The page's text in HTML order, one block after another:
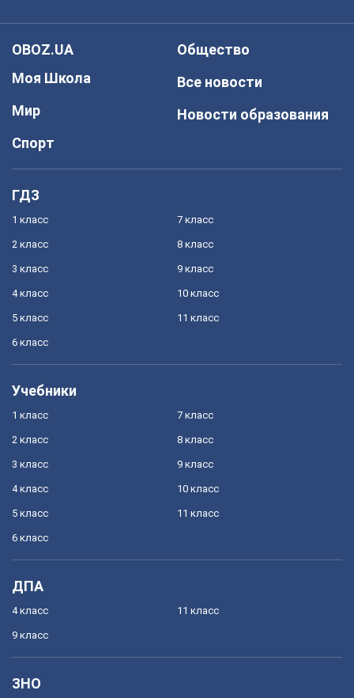
OBOZ.UA
Моя Школа
Мир
Спорт
Общество
Все новости
Новости образования
ГДЗ
1 класс
2 класс
3 класс
4 класс
5 класс
6 класс
7 класс
8 класс
9 класс
10 класс
11 класс
Учебники
1 класс
2 класс
3 класс
4 класс
5 класс
6 класс
7 класс
8 класс
9 класс
10 класс
11 класс
ДПА
4 класс
9 класс
11 класс
ЗНО